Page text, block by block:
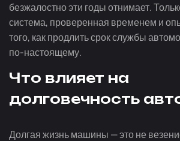
безжалостно эти годы отнимает.
система, проверенная временем и
того, как продлить срок службы
по-настоящему.
Что влияет на
долговечность
Долгая жизнь машины — это не